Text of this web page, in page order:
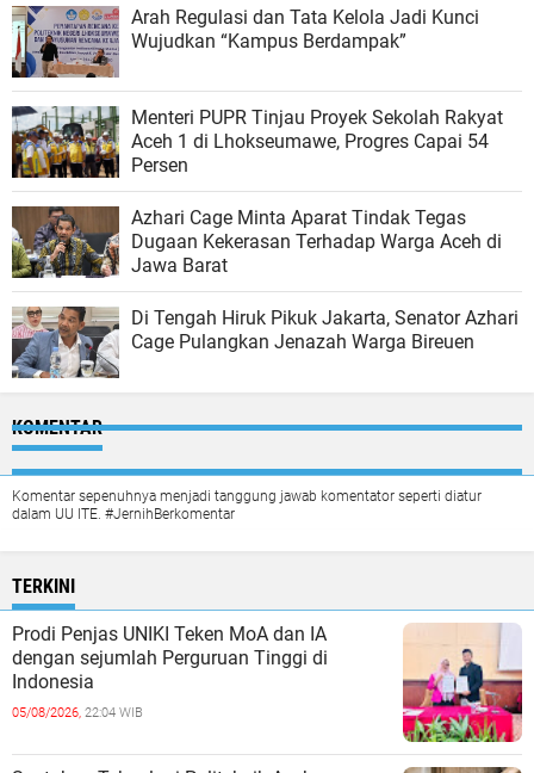
Arah Regulasi dan Tata Kelola Jadi Kunci
Wujudkan “Kampus Berdampak”
Menteri PUPR Tinjau Proyek Sekolah Rakyat
Aceh 1 di Lhokseumawe, Progres Capai 54
Persen
Azhari Cage Minta Aparat Tindak Tegas
Dugaan Kekerasan Terhadap Warga Aceh di
Jawa Barat
Di Tengah Hiruk Pikuk Jakarta, Senator Azhari
Cage Pulangkan Jenazah Warga Bireuen
KOMENTAR
Komentar sepenuhnya menjadi tanggung jawab komentator seperti diatur
dalam UU ITE. #JernihBerkomentar
TERKINI
Prodi Penjas UNIKI Teken MoA dan IA
dengan sejumlah Perguruan Tinggi di
Indonesia
05/08/2026, 22:04 WIB